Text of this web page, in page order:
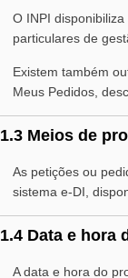
O INPI
particulares de
Existem também
Meus Pedidos,
1.3 Meios de
As petições ou
sistema e-DI,
1.4 Data e hora
A data e hora do